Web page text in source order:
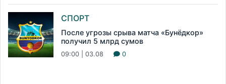
СПОРТ
После угрозы срыва матча «Бунёдкор»
получил 5 млрд сумов
09:00 | 03.08 0